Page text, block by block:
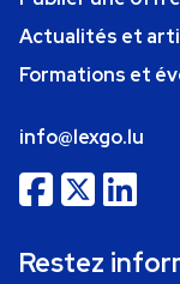
Actualités et
Formations et
info@lexgo.lu
Restez